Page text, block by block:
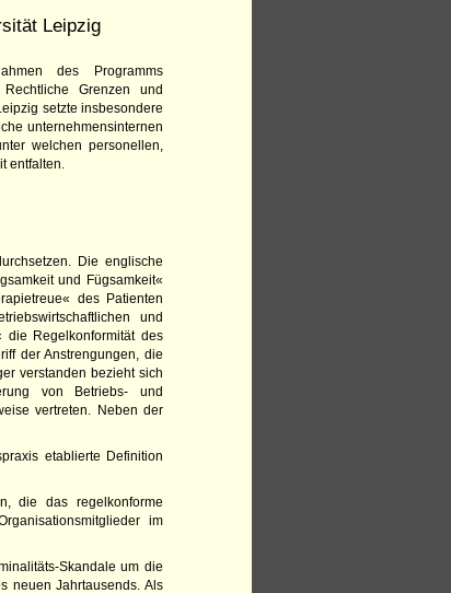
Leipzig
des Programms
Grenzen und
setzte insbesondere
unternehmensinternen
welchen personellen,
entfalten.
Die englische
und Fügsamkeit«
des Patienten
und
die Regelkonformität des
der Anstrengungen, die
verstanden bezieht sich
von Betriebs- und
vertreten. Neben der
etablierte Definition
die das regelkonforme
im
Skandale um die
neuen Jahrtausends. Als